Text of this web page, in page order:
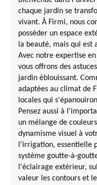
chaque jardin se
vivant. À Firmi, nous
posséder un espace
la beauté, mais qui est
Avec notre expertise
vous offrons des
jardin éblouissant.
adaptées au climat de
locales qui
Pensez aussi à
un mélange de
dynamisme visuel à
l'irrigation, essentielle
système goutte-à-
l'éclairage extérieur,
valeur les contours et